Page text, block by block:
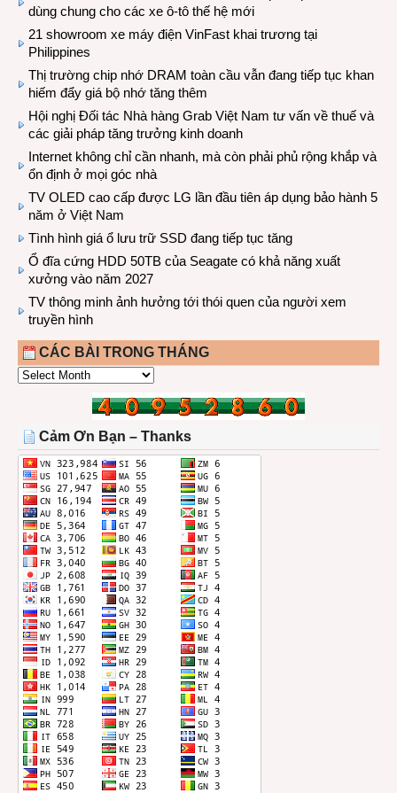
dùng chung cho các xe ô-tô thế hệ mới
21 showroom xe máy điện VinFast khai trương tại
Philippines
Thị trường chip nhớ DRAM toàn cầu vẫn đang tiếp tục khan
hiếm đẩy giá bộ nhớ tăng thêm
Hội nghị Đối tác Nhà hàng Grab Việt Nam tư vấn về thuế và
các giải pháp tăng trưởng kinh doanh
Internet không chỉ cần nhanh, mà còn phải phủ rộng khắp và
ổn định ở mọi góc nhà
TV OLED cao cấp được LG lần đầu tiên áp dụng bảo hành 5
năm ở Việt Nam
Tình hình giá ổ lưu trữ SSD đang tiếp tục tăng
Ổ đĩa cứng HDD 50TB của Seagate có khả năng xuất
xưởng vào năm 2027
TV thông minh ảnh hưởng tới thói quen của người xem
truyền hình
CÁC BÀI TRONG THÁNG
CÁC
THÁNG
Cảm Ơn Bạn – Thanks